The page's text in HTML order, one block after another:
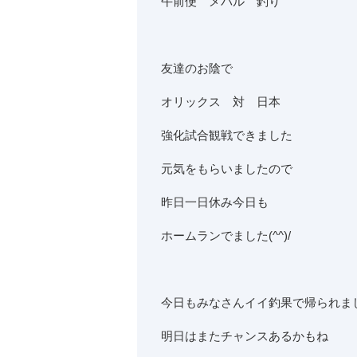
友達のお陰で
オリックス 対 日本
強化試合観戦できました
元気をもらいましたので
昨日一日休み今日も
ホームランでました(^^)/
今日もみなさんイイ釣果で帰られま
明日はまたチャンスあるかもね